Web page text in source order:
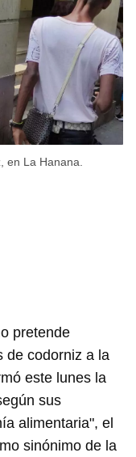
en La Hanana.
pretende
de codorniz a la
este lunes la
sus
alimentaria", el
sinónimo de la